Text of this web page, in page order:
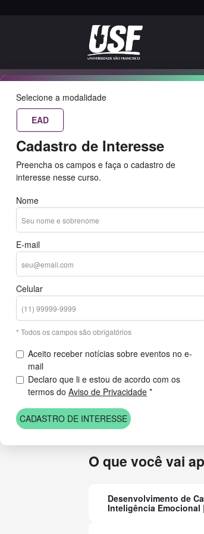
EAD
Gestão
Tecnologias
Home Cursos
Selecione a modalidade
EAD
Cadastro de Interesse
Preencha os campos e faça o cadastro de
interesse nesse curso.
Nome
E-mail
Celular
* Todos os campos são obrigatórios
Aceito receber notícias sobre eventos no e-
mail
Declaro que li e estou de acordo com os
termos do Aviso de Privacidade *
CADASTRO DE INTERESSE
Sobre o curso
O curso de Gestão Escolar,
projetado para profissionais
em gestão escolar e
ambiente educacional. Ao
para ser um agente de
capacitado para liderar
que respeitam a diversidade
e faça a diferença na educação!
Duração: 14 meses
Pré-requisitos: Graduação
O que você vai
Desenvolvimento de
Inteligência Emocional